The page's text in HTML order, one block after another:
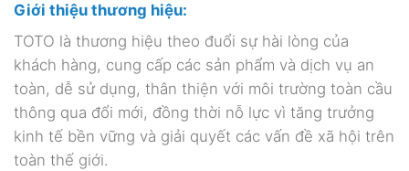
Giới thiệu thương hiệu:
TOTO là thương hiệu theo đuổi sự hài lòng của
khách hàng, cung cấp các sản phẩm và dịch vụ an
toàn, dễ sử dụng, thân thiện với môi trường toàn cầu
thông qua đổi mới, đồng thời nỗ lực vì tăng trưởng
kinh tế bền vững và giải quyết các vấn đề xã hội trên
toàn thế giới.